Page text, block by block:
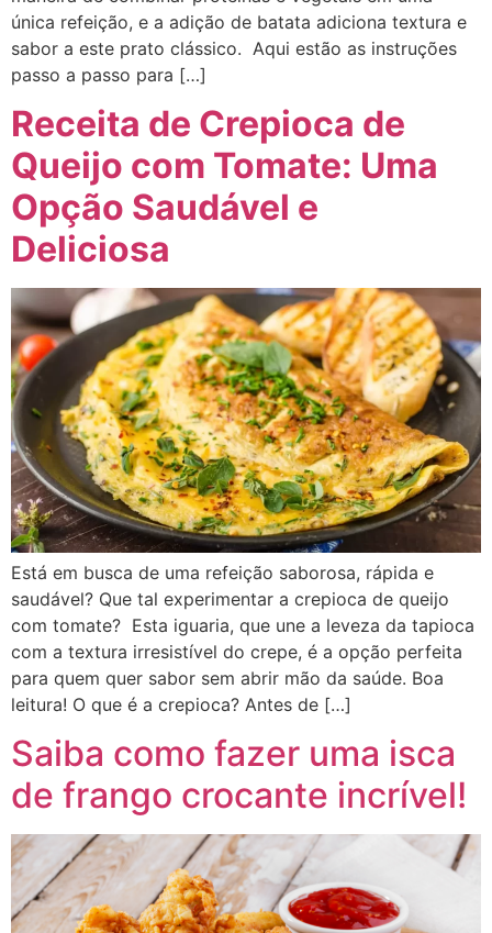
única refeição, e a adição de batata adiciona textura e
sabor a este prato clássico. Aqui estão as instruções
passo a passo para […]
Receita de Crepioca de
Queijo com Tomate: Uma
Opção Saudável e
Deliciosa
Está em busca de uma refeição saborosa, rápida e
saudável? Que tal experimentar a crepioca de queijo
com tomate? Esta iguaria, que une a leveza da tapioca
com a textura irresistível do crepe, é a opção perfeita
para quem quer sabor sem abrir mão da saúde. Boa
leitura! O que é a crepioca? Antes de […]
Saiba como fazer uma isca
de frango crocante incrível!